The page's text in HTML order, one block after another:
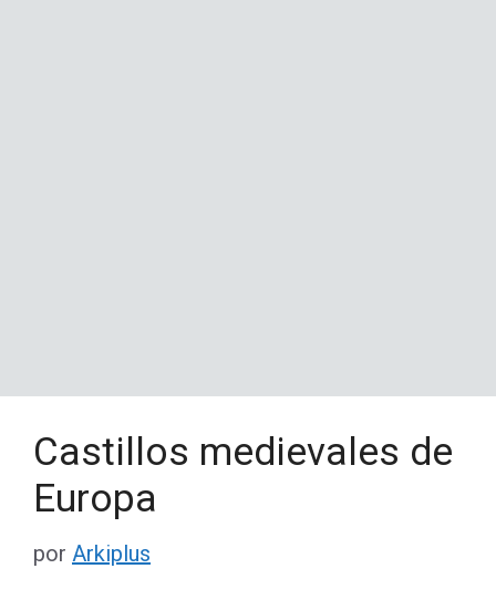
Castillos medievales de
Europa
por Arkiplus